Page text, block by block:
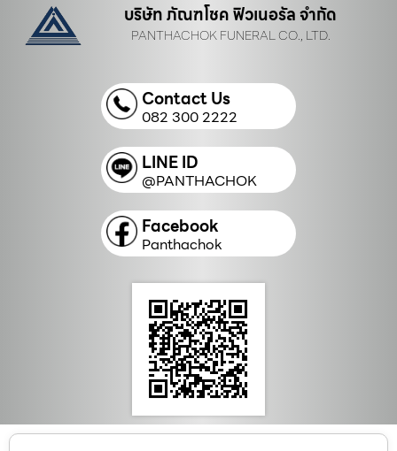
บริษัท ภัณฑโชค ฟิวเนอรัล จำกัด
PANTHACHOK FUNERAL CO., LTD.
Contact Us
082 300 2222
LINE ID
@PANTHACHOK
Facebook
Panthachok